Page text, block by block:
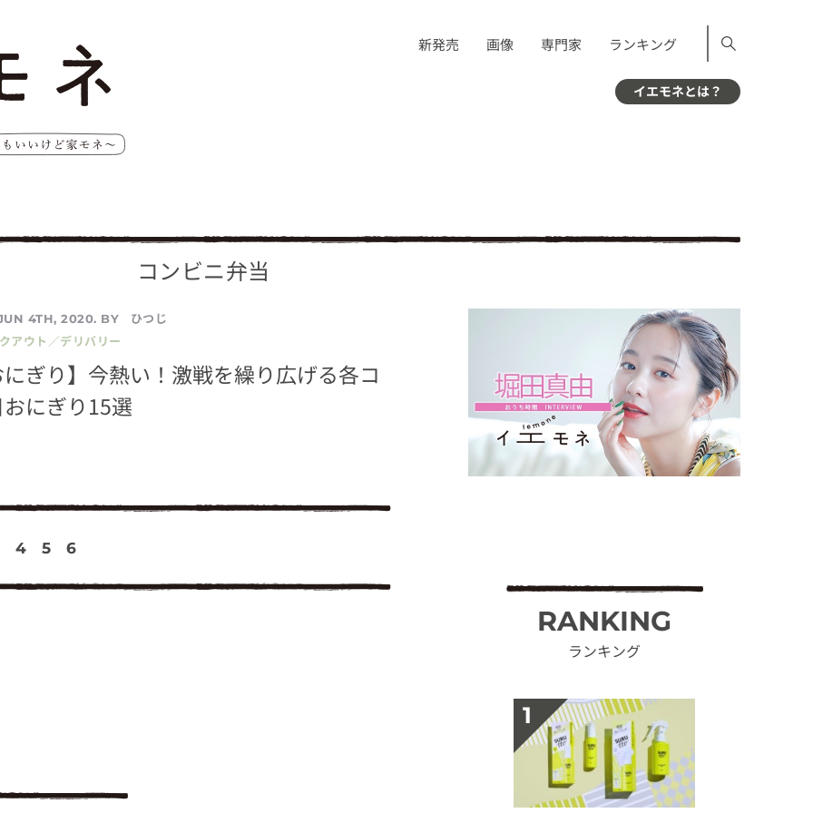
新発売 画像 専門家 ランキング
イエモネとは？
コンビニ弁当
4TH, 2020. BY
ひつじ
アウト／デリバリー
ぎり】今熱い！激戦を繰り広げる各コ
にぎり15選
4 5 6
RANKING
ランキング